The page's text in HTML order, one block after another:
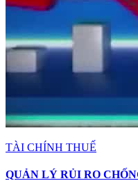
TÀI CHÍNH THUẾ
QUẢN LÝ RỦI RO